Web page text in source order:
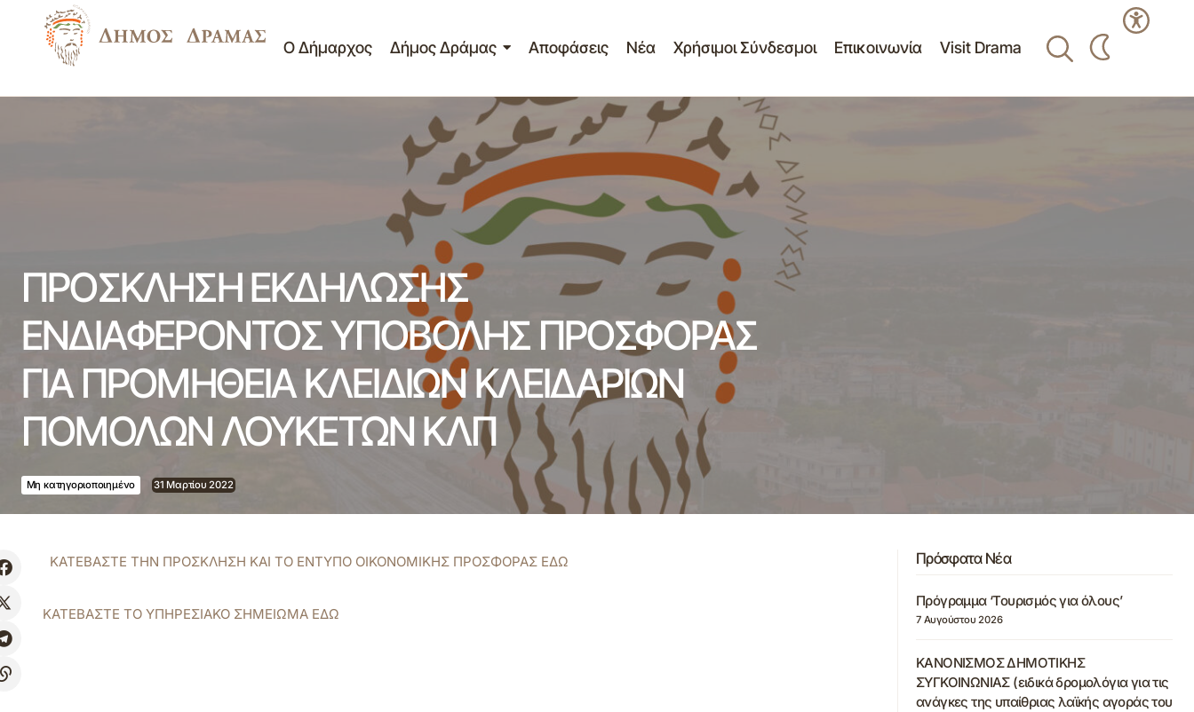
Ο Δήμαρχος Δήμος Δράμας Αποφάσεις Νέα Χρήσιμοι Σύνδεσμοι Επικοινωνία Visit Drama
ΠΡΟΣΚΛΗΣΗ ΕΚΔΗΛΩΣΗΣ ΕΝΔΙΑΦΕΡΟΝΤΟΣ ΥΠΟΒΟΛΗΣ ΠΡΟΣΦΟΡΑΣ
ΓΙΑ ΠΡΟΜΗΘΕΙΑ ΚΛΕΙΔΙΩΝ ΚΛΕΙΔΑΡΙΩΝ ΠΟΜΟΛΩΝ ΛΟΥΚΕΤΩΝ ΚΛΠ
ΠΡΟΣΚΛΗΣΗ ΕΚΔΗΛΩΣΗΣ
ΕΝΔΙΑΦΕΡΟΝΤΟΣ ΥΠΟΒΟΛΗΣ ΠΡΟΣΦΟΡΑΣ
ΓΙΑ ΠΡΟΜΗΘΕΙΑ ΚΛΕΙΔΙΩΝ ΚΛΕΙΔΑΡΙΩΝ
ΠΟΜΟΛΩΝ ΛΟΥΚΕΤΩΝ ΚΛΠ
Μη κατηγοριοποιημένο 31 Μαρτίου 2022
ΚΑΤΕΒΑΣΤΕ ΤΗΝ ΠΡΟΣΚΛΗΣΗ ΚΑΙ ΤΟ ΕΝΤΥΠΟ ΟΙΚΟΝΟΜΙΚΗΣ ΠΡΟΣΦΟΡΑΣ ΕΔΩ
ΚΑΤΕΒΑΣΤΕ ΤΟ ΥΠΗΡΕΣΙΑΚΟ ΣΗΜΕΙΩΜΑ ΕΔΩ
Πρόσφατα Νέα
Πρόγραμμα ‘Τουρισμός για όλους’
7 Αυγούστου 2026
ΚΑΝΟΝΙΣΜΟΣ ΔΗΜΟΤΙΚΗΣ
ΣΥΓΚΟΙΝΩΝΙΑΣ (ειδικά δρομολόγια για τις
ανάγκες της υπαίθριας λαϊκής αγοράς του